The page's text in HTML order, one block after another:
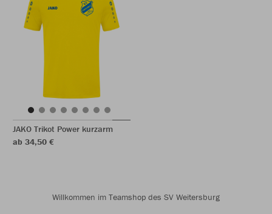
JAKO Trikot Power kurzarm
ab 34,50 €
Willkommen im Teamshop des SV Weitersburg